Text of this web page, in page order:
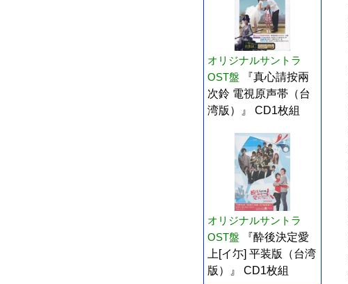
オリジナルサントラ
OST盤
『真心請按兩
次鈴 電視原声帯（台
湾版）』 CD1枚組
オリジナルサントラ
OST盤
『酔後決定愛
上[イ尓] 平装版（台湾
版）』 CD1枚組